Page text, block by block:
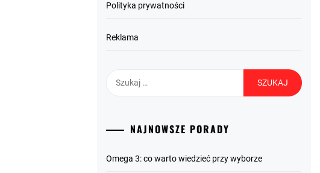
Polityka prywatności
Reklama
NAJNOWSZE PORADY
Omega 3: co warto wiedzieć przy wyborze